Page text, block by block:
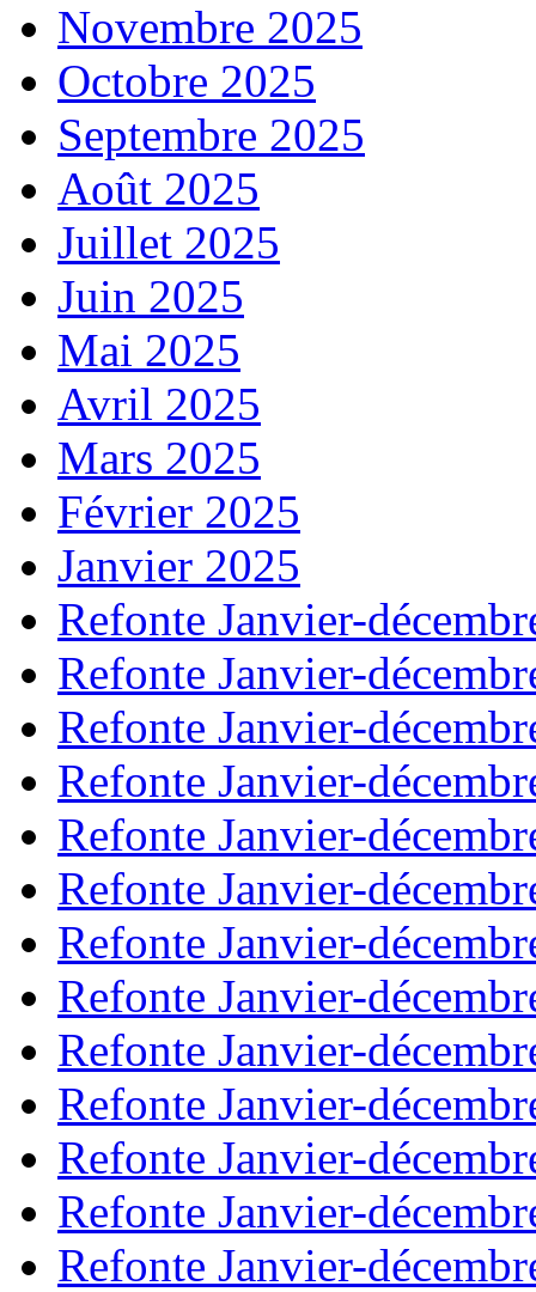
Novembre 2025
Octobre 2025
Septembre 2025
Août 2025
Juillet 2025
Juin 2025
Mai 2025
Avril 2025
Mars 2025
Février 2025
Janvier 2025
Refonte Janvier-
Refonte Janvier-
Refonte Janvier-
Refonte Janvier-
Refonte Janvier-
Refonte Janvier-
Refonte Janvier-
Refonte Janvier-
Refonte Janvier-
Refonte Janvier-
Refonte Janvier-
Refonte Janvier-
Refonte Janvier-